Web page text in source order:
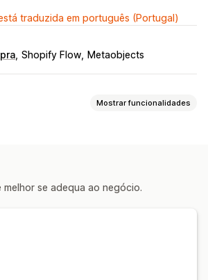
traduzida em português (Portugal)
Shopify Flow Metaobjects
Mostrar funcionalidades
de preços Registos Inquéritos
melhor se adequa ao negócio.